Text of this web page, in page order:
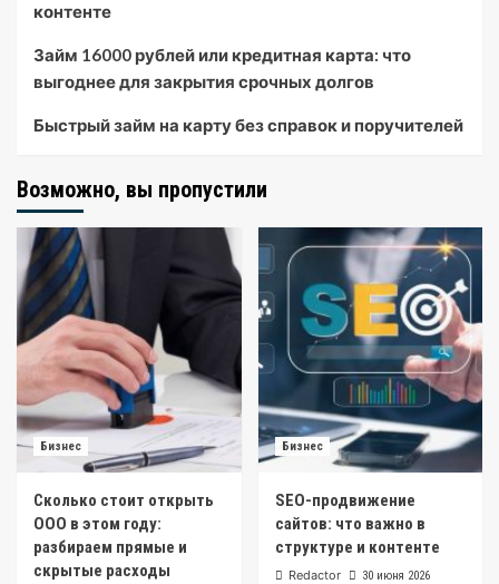
контенте
Займ 16000 рублей или кредитная карта: что
выгоднее для закрытия срочных долгов
Быстрый займ на карту без справок и поручителей
Возможно, вы пропустили
Бизнес
Сколько стоит открыть
ООО в этом году:
разбираем прямые и
скрытые расходы
Бизнес
SEO-продвижение
сайтов: что важно в
структуре и контенте
Redactor 30 июня 2026